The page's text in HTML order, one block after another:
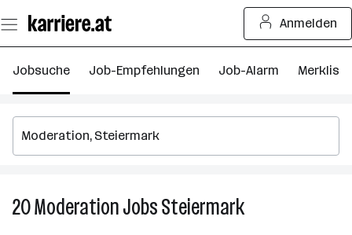
Seiteninhalt
springen
Anmelden
Jobsuche Job-Empfehlungen Job-Alarm Merkliste
20ModerationJobsSteiermark20